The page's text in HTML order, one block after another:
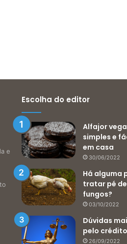
e
Escolha do editor
Alfajor
simples e
em casa
30/06/2022
Há alguma
tratar pé
fungos?
03/10/2022
Dúvidas
pelo
26/09/2022